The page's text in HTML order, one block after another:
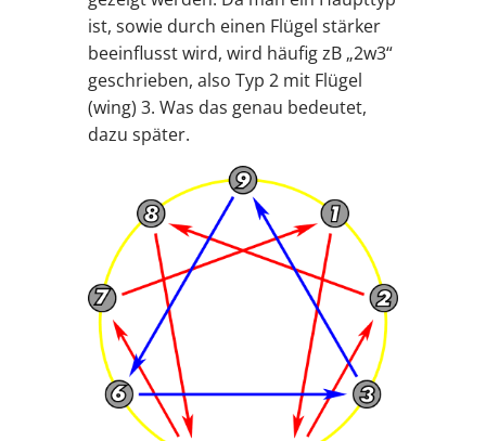
ist, sowie durch einen Flügel stärker
beeinflusst wird, wird häufig zB „2w3“
geschrieben, also Typ 2 mit Flügel
(wing) 3. Was das genau bedeutet,
dazu später.